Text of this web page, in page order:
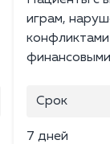
играм,
Срок
7 дней